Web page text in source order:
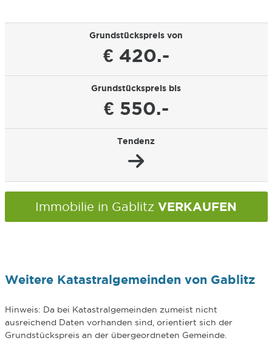
Grundstückspreis von
€ 420.-
Grundstückspreis bis
€ 550.-
Tendenz
Immobilie in Gablitz VERKAUFEN
Weitere Katastralgemeinden von Gablitz
Hinweis: Da bei Katastralgemeinden zumeist nicht
ausreichend Daten vorhanden sind, orientiert sich der
Grundstückspreis an der übergeordneten Gemeinde.